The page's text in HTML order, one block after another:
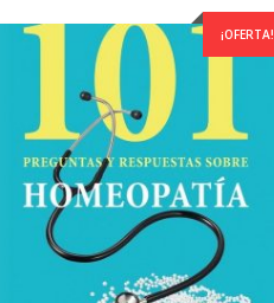
¡OFERTA!